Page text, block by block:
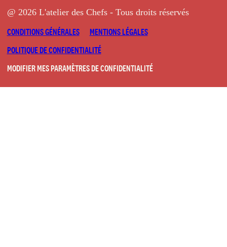
@ 2026 L'atelier des Chefs - Tous droits réservés
CONDITIONS GÉNÉRALES
MENTIONS LÉGALES
POLITIQUE DE CONFIDENTIALITÉ
MODIFIER MES PARAMÈTRES DE CONFIDENTIALITÉ